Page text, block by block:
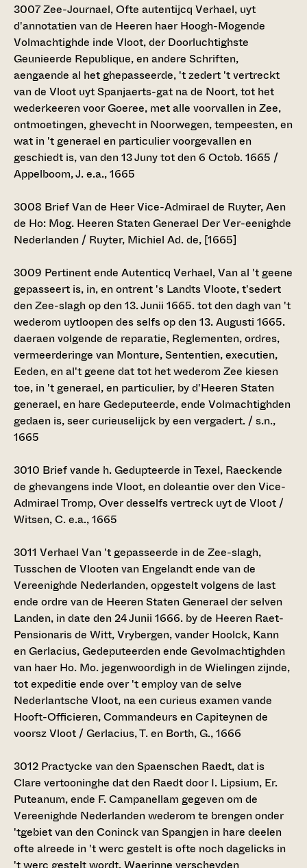
3007Zee-Journael, Ofte autentijcq Verhael, uyt
d'annotatien van de Heeren haer Hoogh-Mogende
Volmachtighde inde Vloot, der Doorluchtighste
Geunieerde Republique, en andere Schriften,
aengaende al het ghepasseerde, 't zedert 't vertreckt
van de Vloot uyt Spanjaerts-gat na de Noort, tot het
wederkeeren voor Goeree, met alle voorvallen in Zee,
ontmoetingen, ghevecht in Noorwegen, tempeesten, en
wat in 't generael en particulier voorgevallen en
geschiedt is, van den 13 Juny tot den 6 Octob. 1665 /
Appelboom, J. e.a., 1665
3008 Brief Van de Heer Vice-Admirael de Ruyter, Aen
de Ho: Mog. Heeren Staten Generael Der Ver-eenighde
Nederlanden / Ruyter, Michiel Ad. de, [1665]
3009 Pertinent ende Autenticq Verhael, Van al 't geene
gepasseert is, in, en ontrent 's Landts Vloote, t'sedert
den Zee-slagh op den 13. Junii 1665. tot den dagh van 't
wederom uytloopen des selfs op den 13. Augusti 1665.
daeraen volgende de reparatie, Reglementen, ordres,
vermeerderinge van Monture, Sententien, executien,
Eeden, en al't geene dat tot het wederom Zee kiesen
toe, in 't generael, en particulier, by d'Heeren Staten
generael, en hare Gedeputeerde, ende Volmachtighden
gedaen is, seer curieuselijck by een vergadert. / s.n.,
1665
3010 Brief vande h. Gedupteerde in Texel, Raeckende
de ghevangens inde Vloot, en doleantie over den Vice-
Admirael Tromp, Over desselfs vertreck uyt de Vloot /
Witsen, C. e.a., 1665
3011 Verhael Van 't gepasseerde in de Zee-slagh,
Tusschen de Vlooten van Engelandt ende van de
Vereenighde Nederlanden, opgestelt volgens de last
ende ordre van de Heeren Staten Generael der selven
Landen, in date den 24 Junii 1666. by de Heeren Raet-
Pensionaris de Witt, Vrybergen, vander Hoolck, Kann
en Gerlacius, Gedeputeerden ende Gevolmachtighden
van haer Ho. Mo. jegenwoordigh in de Wielingen zijnde,
tot expeditie ende over 't employ van de selve
Nederlantsche Vloot, na een curieus examen vande
Hooft-Officieren, Commandeurs en Capiteynen de
voorsz Vloot / Gerlacius, T. en Borth, G., 1666
3012 Practycke van den Spaenschen Raedt, dat is
Clare vertooninghe dat den Raedt door I. Lipsium, Er.
Puteanum, ende F. Campanellam gegeven om de
Vereenighde Nederlanden wederom te brengen onder
'tgebiet van den Coninck van Spangjen in hare deelen
ofte alreede in 't werc gestelt is ofte noch dagelicks in